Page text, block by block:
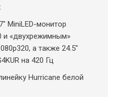
MiniLED-монитор
и «двухрежимным»
а также 24.5″
на 420 Гц
Hurricane белой